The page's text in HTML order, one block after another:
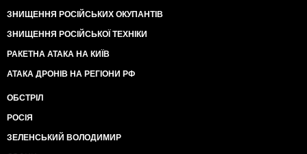
ЗНИЩЕННЯ РОСІЙСЬКИХ ОКУПАНТІВ
ЗНИЩЕННЯ РОСІЙСЬКОЇ ТЕХНІКИ
РАКЕТНА АТАКА НА КИЇВ
АТАКА ДРОНІВ НА РЕГІОНИ РФ
ОБСТРІЛ
РОСІЯ
ЗЕЛЕНСЬКИЙ ВОЛОДИМИР